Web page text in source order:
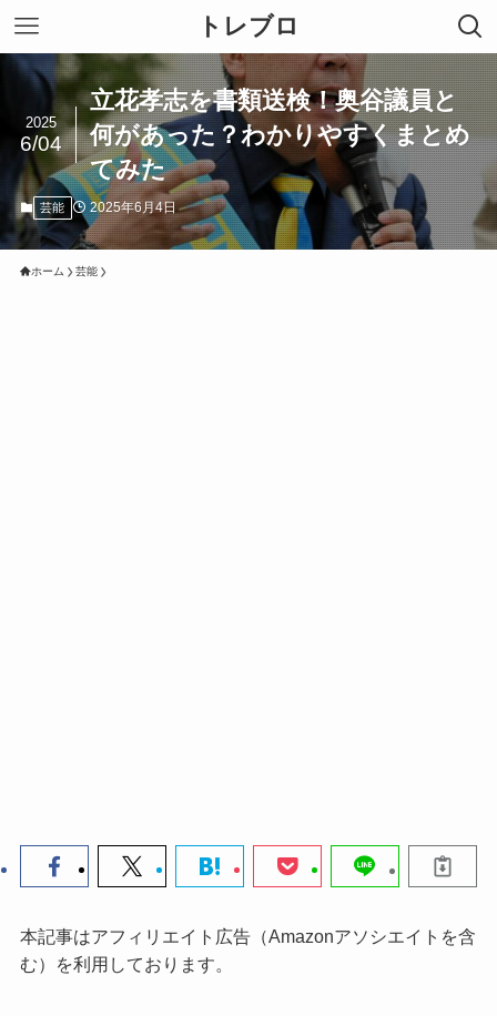
トレブロ
立花孝志を書類送検！奥谷議員と
何があった？わかりやすくまとめ
てみた
2025
6/04
芸能 2025年6月4日
ホーム 芸能
本記事はアフィリエイト広告（Amazonアソシエイトを含
む）を利用しております。